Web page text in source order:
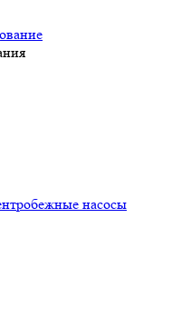
насосы